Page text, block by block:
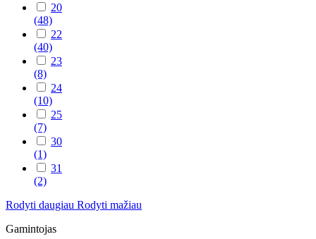
20
(48)
22
(40)
23
(8)
24
(10)
25
(7)
30
(1)
31
(2)
Rodyti daugiau Rodyti mažiau
Gamintojas